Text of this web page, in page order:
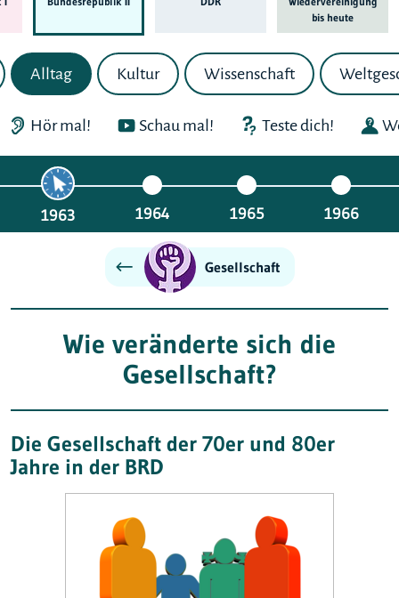
bis heute
Alltag Kultur Wissenschaft
Hör mal! Schau mal! Teste dich!
1963 1964 1965 1966
Gesellschaft
Wie veränderte sich die
Gesellschaft?
Die Gesellschaft der 70er und 80er
Jahre in der BRD